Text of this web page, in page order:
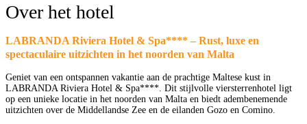
Over het hotel
LABRANDA Riviera Hotel & Spa**** – Rust, luxe en
spectaculaire uitzichten in het noorden van Malta
Geniet van een ontspannen vakantie aan de prachtige Maltese kust in
LABRANDA Riviera Hotel & Spa****. Dit stijlvolle viersterrenhotel ligt
op een unieke locatie in het noorden van Malta en biedt adembenemende
uitzichten over de Middellandse Zee en de eilanden Gozo en Comino.